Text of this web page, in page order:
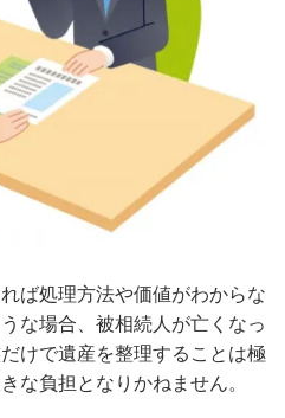
ば処理方法や価値がわからな
な場合、被相続人が亡くなっ
けで遺産を整理することは極
な負担となりかねません。